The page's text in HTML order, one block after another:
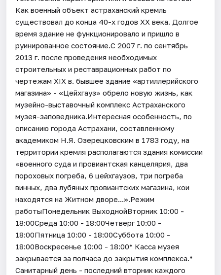
Как военный объект астраханский кремль
существовал до конца 40-х годов XX века. Долгое
время здание не функционировало и пришло в
руинированное состояние.С 2007 г. по сентябрь
2013 г. после проведения необходимых
строительных и реставрационных работ по
чертежам XIX в. бывшее здание «артиллерийского
магазина» - «Цейхгауз» обрело новую жизнь, как
музейно-выставочный комплекс Астраханского
музея-заповедника.Интересная особенность, по
описанию города Астрахани, составленному
академиком Н.Я. Озерецковским в 1783 году, на
территории кремля располагаются здания комиссии
«военного суда и провиантская канцелярия, два
пороховых погреба, 6 цейхгаузов, три погреба
винных, два лубяных провиантских магазина, кои
находятся на Житном дворе...».Режим
работыПонедельник ВыходнойВторник 10:00 -
18:00Среда 10:00 - 18:00Четверг 10:00 -
18:00Пятница 10:00 - 18:00Суббота 10:00 -
18:00Воскресенье 10:00 - 18:00* Касса музея
закрывается за полчаса до закрытия комплекса.*
Санитарный день - последний вторник каждого